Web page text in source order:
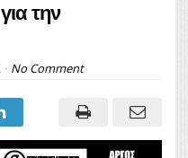
την
No Comment